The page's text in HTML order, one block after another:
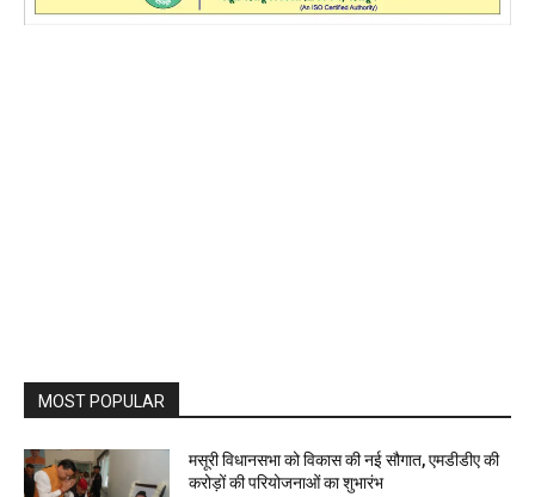
MOST POPULAR
मसूरी विधानसभा को विकास की नई सौगात, एमडीडीए की
करोड़ों की परियोजनाओं का शुभारंभ